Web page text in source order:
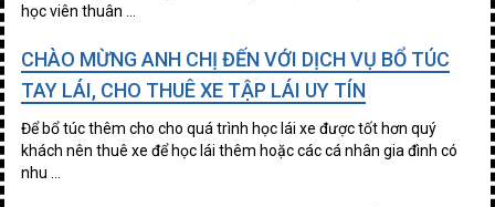
học viên thuân ...
CHÀO MỪNG ANH CHỊ ĐẾN VỚI DỊCH VỤ BỔ TÚC
TAY LÁI, CHO THUÊ XE TẬP LÁI UY TÍN
Để bổ túc thêm cho cho quá trình học lái xe được tốt hơn quý
khách nên thuê xe để học lái thêm hoặc các cá nhân gia đình có
nhu ...